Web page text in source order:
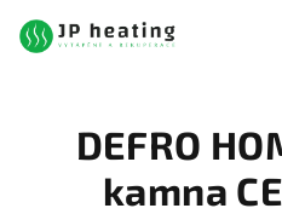
obsah
DEFRO
kamna